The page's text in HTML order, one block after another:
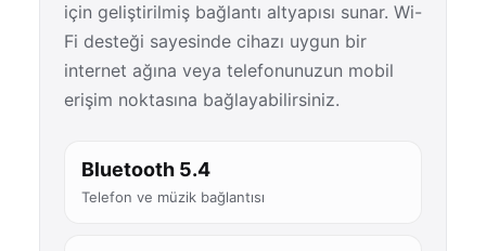
için geliştirilmiş bağlantı altyapısı sunar. Wi-
Fi desteği sayesinde cihazı uygun bir
internet ağına veya telefonunuzun mobil
erişim noktasına bağlayabilirsiniz.
Bluetooth 5.4
Telefon ve müzik bağlantısı